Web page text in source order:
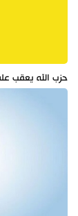
حزب الله يعقب